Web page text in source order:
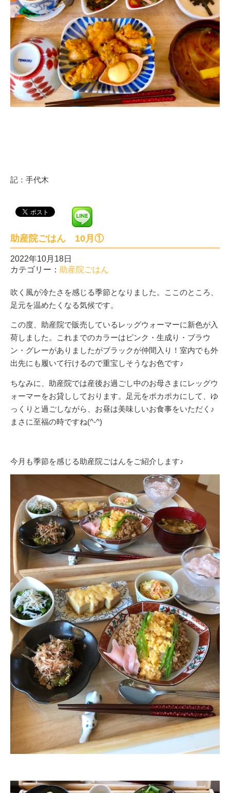
記：手代木
助産院ごはん 10月①
2022年10月18日
カテゴリー： 助産院ごはん
吹く風が冷たさを感じる季節となりました。ここのところ、
足元を温めたくなる気候です。
この度、助産院で販売しているレッグウォーマーに新色が入
荷しました。これまでのカラーはピンク・生成り・ブラウ
ン・グレーがありましたがブラックが仲間入り！室内でも外
出先にも履いて行けるので重宝しそうなお色です♪
ちなみに、助産院では産後お過ごし中のお母さまにレッグウ
ォーマーをお貸ししております。足元をポカポカにして、ゆ
っくりと過ごしながら、お昼は美味しいお食事をいただく♪
まさに至福の時ですね(^-^)
今月も季節を感じる助産院ごはんをご紹介します♪